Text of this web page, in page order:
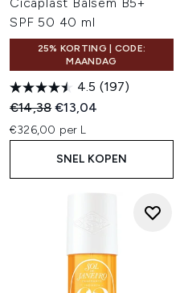
SPF 50 40 ml
25% KORTING | CODE:
MAANDAG
4.5 (197)
Recommended Retail Price:
€14,38Huidige prijs:
€13,04
€326,00 per L
SNEL KOPEN